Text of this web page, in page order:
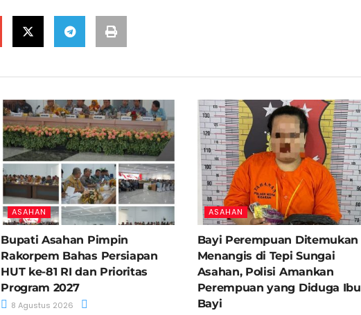
ASAHAN
Bupati Asahan Pimpin
Rakorpem Bahas Persiapan
HUT ke-81 RI dan Prioritas
Program 2027
8 Agustus 2026
ASAHAN
Bayi Perempuan Ditemukan
Menangis di Tepi Sungai
Asahan, Polisi Amankan
Perempuan yang Diduga Ibu
Bayi